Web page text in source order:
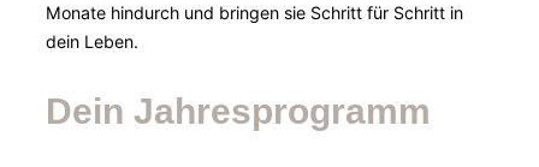
Monate hindurch und bringen sie Schritt für Schritt in
dein Leben.
Dein Jahresprogramm